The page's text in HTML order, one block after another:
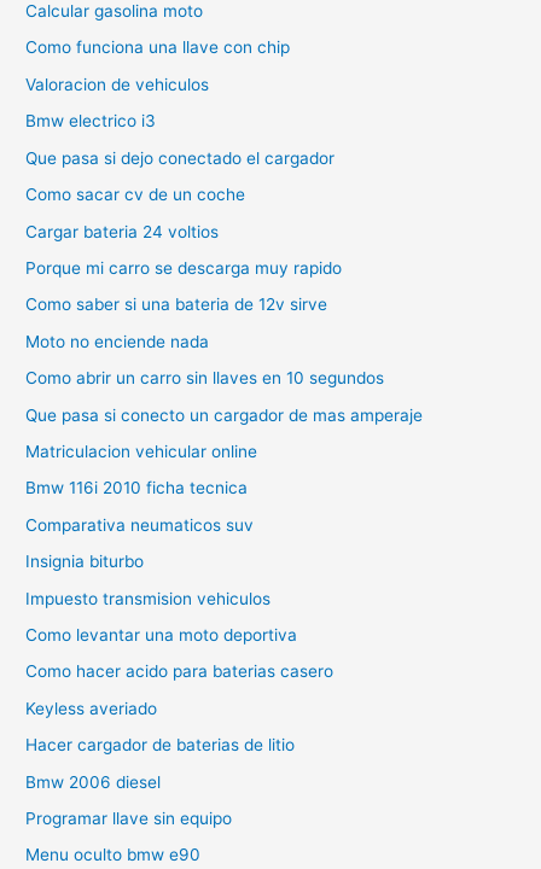
Calcular gasolina moto
Como funciona una llave con chip
Valoracion de vehiculos
Bmw electrico i3
Que pasa si dejo conectado el cargador
Como sacar cv de un coche
Cargar bateria 24 voltios
Porque mi carro se descarga muy rapido
Como saber si una bateria de 12v sirve
Moto no enciende nada
Como abrir un carro sin llaves en 10 segundos
Que pasa si conecto un cargador de mas amperaje
Matriculacion vehicular online
Bmw 116i 2010 ficha tecnica
Comparativa neumaticos suv
Insignia biturbo
Impuesto transmision vehiculos
Como levantar una moto deportiva
Como hacer acido para baterias casero
Keyless averiado
Hacer cargador de baterias de litio
Bmw 2006 diesel
Programar llave sin equipo
Menu oculto bmw e90